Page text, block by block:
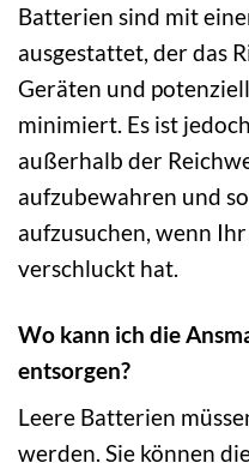
Batterien sind mit
ausgestattet, der das
Geräten und
minimiert. Es ist
außerhalb der
aufzubewahren und
aufzusuchen, wenn
verschluckt hat.
Wo kann ich die
entsorgen?
Leere Batterien
werden. Sie können